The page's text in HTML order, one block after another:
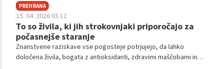
PREHRANA
15. 04. 2026 03.12
To so živila, ki jih strokovnjaki priporočajo za
počasnejše staranje
Znanstvene raziskave vse pogosteje potrjujejo, da lahko
določena živila, bogata z antioksidanti, zdravimi maščobami in